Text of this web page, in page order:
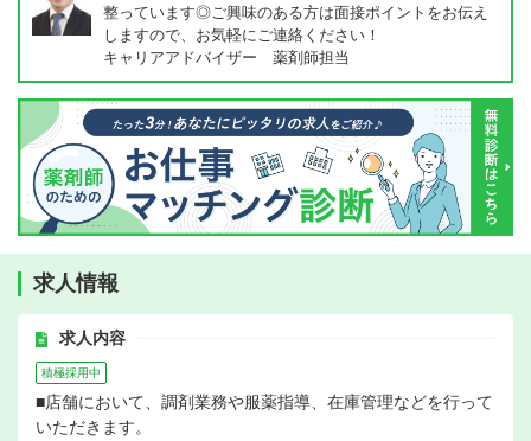
整っています◎ご興味のある方は面接ポイントをお伝え
しますので、お気軽にご連絡ください！
キャリアアドバイザー 薬剤師担当
求人情報
求人内容
積極採用中
■店舗において、調剤業務や服薬指導、在庫管理などを行って
いただきます。